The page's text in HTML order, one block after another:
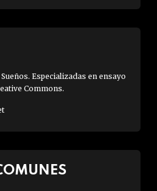
Especializadas en ensayo
Commons.